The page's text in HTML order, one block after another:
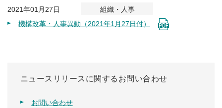
2021年01月27日
組織・人事
機構改革・人事異動（2021年1月27日付）
ニュースリリースに関するお問い合わせ
お問い合わせ